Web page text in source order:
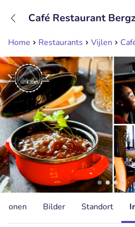
Home Restaurants Vijlen
Café Restaurant
Bilder Standort